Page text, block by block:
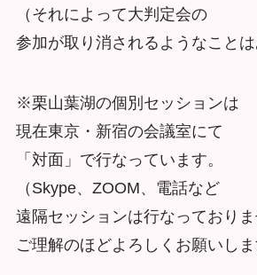
（それによって大判定会の
参加が取り消されるようなことは
※栗山葉湖の個別セッションは
現在東京・新宿の会議室にて
「対面」で行なっています。
（Skype、ZOOM、電話など
遠隔セッションは行なっており
ご理解のほどよろしくお願いしま